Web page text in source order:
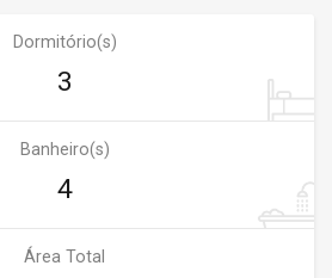
Dormitório(s)
3
Banheiro(s)
4
Área Total